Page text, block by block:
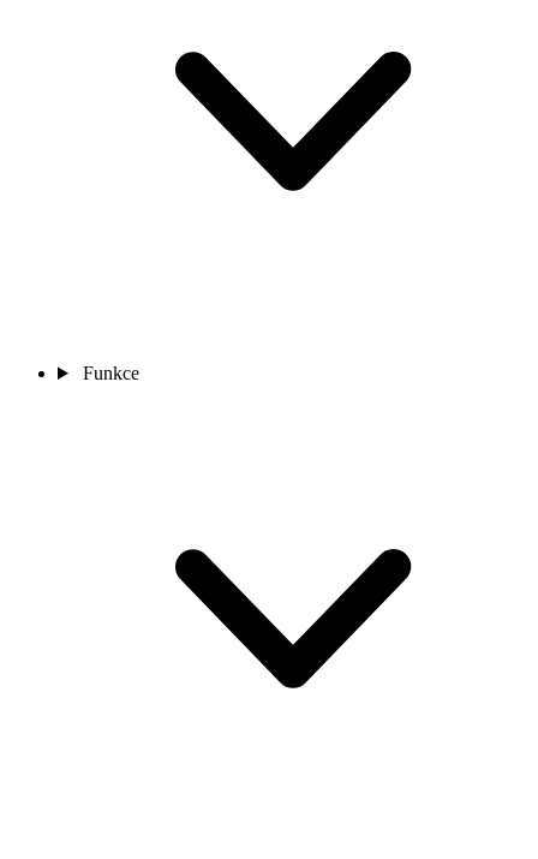
Funkce